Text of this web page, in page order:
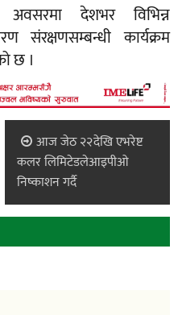
अवसरमा देशभर विभिन्न
संरक्षणसम्बन्धी कार्यक्रम
छ ।
आज जेठ २२देखि एभरेष्ट
कलर लिमिटेडलेआइपीओ
निष्काशन गर्दै